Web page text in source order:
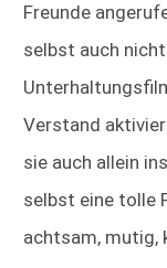
Freunde
selbst auch
Verstand
sie auch allein
selbst eine tolle
achtsam, mutig,